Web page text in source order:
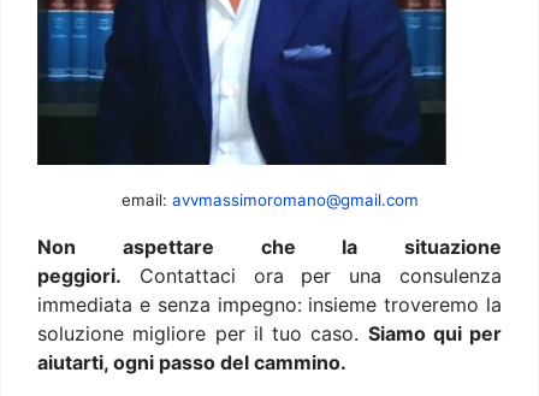
email: avvmassimoromano@gmail.com
Non aspettare che la situazione
peggiori. Contattaci ora per una consulenza
immediata e senza impegno: insieme troveremo la
soluzione migliore per il tuo caso. Siamo qui per
aiutarti, ogni passo del cammino.